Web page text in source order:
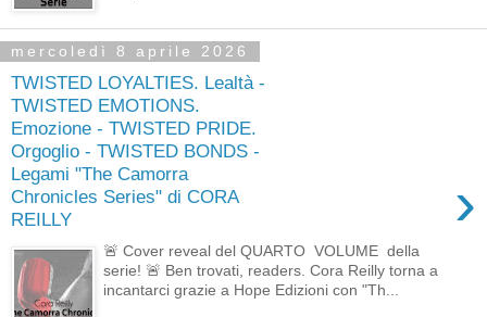
mercoledì 8 aprile 2026
TWISTED LOYALTIES. Lealtà -
TWISTED EMOTIONS.
Emozione - TWISTED PRIDE.
Orgoglio - TWISTED BONDS -
Legami "The Camorra
Chronicles Series" di CORA
REILLY
›
🚨 Cover reveal del QUARTO VOLUME della
serie! 🚨 Ben trovati, readers. Cora Reilly torna a
incantarci grazie a Hope Edizioni con "Th...